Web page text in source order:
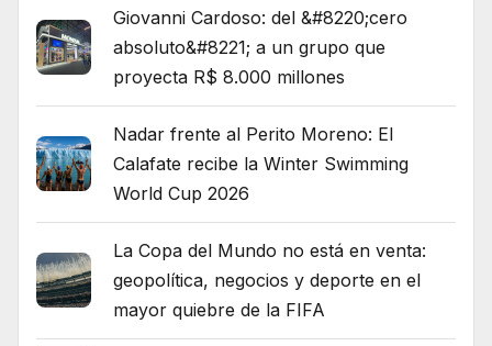
Giovanni Cardoso: del &#8220;cero
absoluto&#8221; a un grupo que
proyecta R$ 8.000 millones
Nadar frente al Perito Moreno: El
Calafate recibe la Winter Swimming
World Cup 2026
La Copa del Mundo no está en venta:
geopolítica, negocios y deporte en el
mayor quiebre de la FIFA